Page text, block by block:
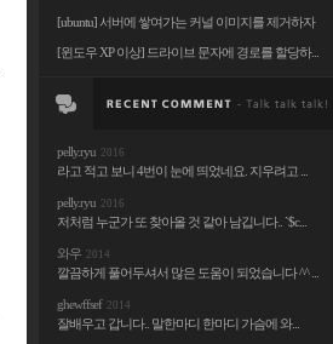
[ubuntu] 서버에 쌓여가는 커널 이미지를 제거하자
[윈도우 XP 이상] 드라이브 문자에 경로를 할당하...
pelly.ryu 2016
라고 적고 보니 4번이 눈에 띄었네요. 지우려고 ...
pelly.ryu 2016
저처럼 누군가 또 찾아올 것 같아 남깁니다.. `$c...
와우 2014
깔끔하게 풀어두셔서 많은 도움이 되었습니다 ^^ ...
ghewffsef 2014
잘배우고 갑니다.. 말한마디 한마디 가슴에 와...